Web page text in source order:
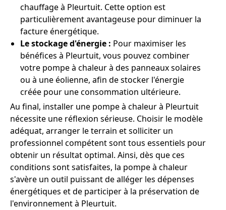
chauffage à Pleurtuit. Cette option est
particulièrement avantageuse pour diminuer la
facture énergétique.
Le stockage d'énergie : Pour maximiser les
bénéfices à Pleurtuit, vous pouvez combiner
votre pompe à chaleur à des panneaux solaires
ou à une éolienne, afin de stocker l'énergie
créée pour une consommation ultérieure.
Au final, installer une pompe à chaleur à Pleurtuit
nécessite une réflexion sérieuse. Choisir le modèle
adéquat, arranger le terrain et solliciter un
professionnel compétent sont tous essentiels pour
obtenir un résultat optimal. Ainsi, dès que ces
conditions sont satisfaites, la pompe à chaleur
s'avère un outil puissant de alléger les dépenses
énergétiques et de participer à la préservation de
l'environnement à Pleurtuit.